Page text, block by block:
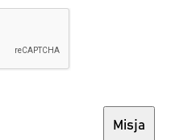
Misja